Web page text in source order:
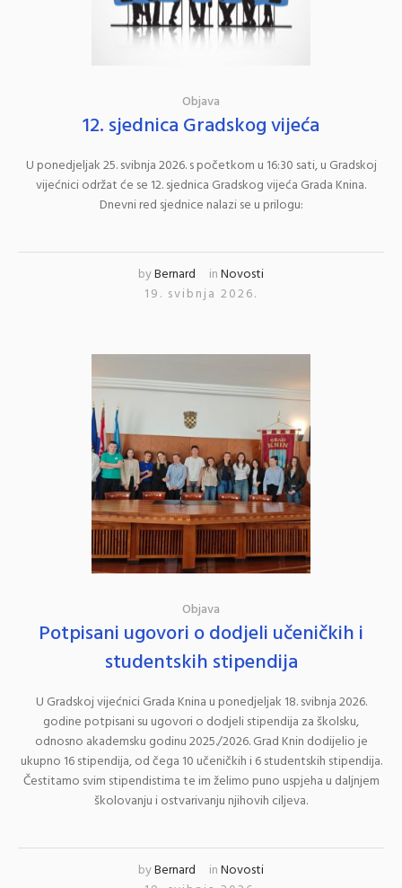
Objava
12. sjednica Gradskog vijeća
U ponedjeljak 25. svibnja 2026. s početkom u 16:30 sati, u Gradskoj
vijećnici održat će se 12. sjednica Gradskog vijeća Grada Knina.
Dnevni red sjednice nalazi se u prilogu:
byBernard inNovosti
19. svibnja 2026.
Objava
Potpisani ugovori o dodjeli učeničkih i
studentskih stipendija
U Gradskoj vijećnici Grada Knina u ponedjeljak 18. svibnja 2026.
godine potpisani su ugovori o dodjeli stipendija za školsku,
odnosno akademsku godinu 2025./2026. Grad Knin dodijelio je
ukupno 16 stipendija, od čega 10 učeničkih i 6 studentskih stipendija.
Čestitamo svim stipendistima te im želimo puno uspjeha u daljnjem
školovanju i ostvarivanju njihovih ciljeva.
byBernard inNovosti